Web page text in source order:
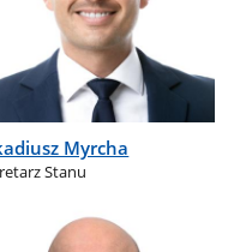
Myrcha
Stanu